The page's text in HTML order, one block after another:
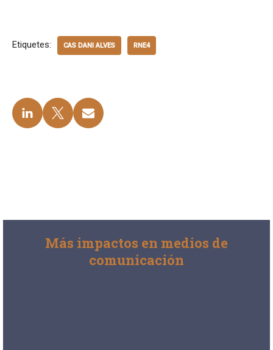
Etiquetes: CAS DANI ALVES RNE4
Más impactos en medios de
comunicación